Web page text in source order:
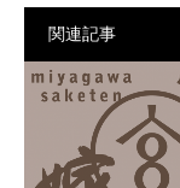
関連記事